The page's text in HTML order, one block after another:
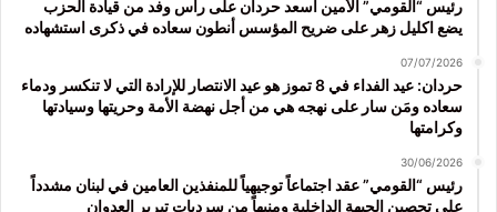
رئيس “القومي” الأمين اسعد حردان على رأس وفد من قيادة الحزب
يضع اكليل زهر على ضريح المؤسس أنطون سعاده في ذكرى استشهاده
07/07/2026
حردان: عيد الفداء في 8 تموز هو عيد الانتصار للإرادة التي لا تنكسر ودماء
سعاده ومَن سار على نهجه هي من أجل نهضة الأمة وحريتها وسيادتها
وكرامتها
30/06/2026
رئيس “القومي” عقد اجتماعاً توجيهياً للمنفذين العامين في لبنان مشدداً
على تحصين الجبهة الداخلية ومنبهاً من سرديات تبرير العدوان